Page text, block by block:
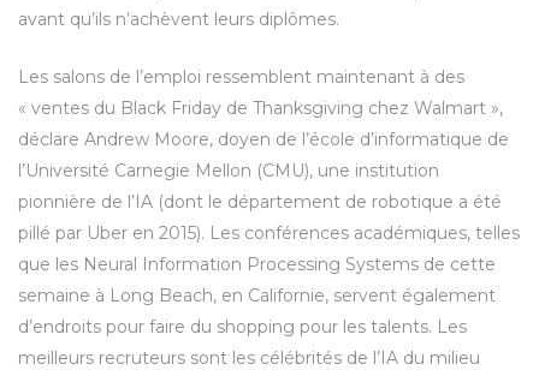
avant qu’ils n’achèvent leurs diplômes.
Les salons de l’emploi ressemblent maintenant à des
« ventes du Black Friday de Thanksgiving chez Walmart »,
déclare Andrew Moore, doyen de l’école d’informatique de
l’Université Carnegie Mellon (CMU), une institution
pionnière de l’IA (dont le département de robotique a été
pillé par Uber en 2015). Les conférences académiques, telles
que les Neural Information Processing Systems de cette
semaine à Long Beach, en Californie, servent également
d’endroits pour faire du shopping pour les talents. Les
meilleurs recruteurs sont les célébrités de l’IA du milieu